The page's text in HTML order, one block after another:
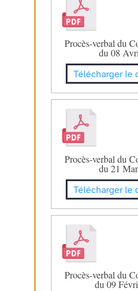
Procès-verbal du
du 08
Télécharger le
Procès-verbal du
du 21
Télécharger le
Procès-verbal du
du 09